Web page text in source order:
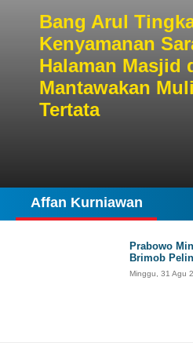
Bang Arul
Kenyamanan
Halaman Masjid
Mantawakan
Tertata
Affan Kurniawan
Prabowo
Brimob
Minggu, 31 Agu